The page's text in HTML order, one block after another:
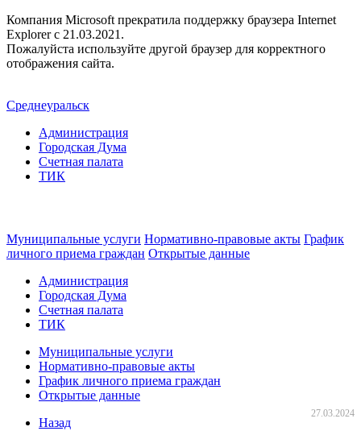
Компания Microsoft прекратила поддержку браузера Internet
Explorer c 21.03.2021.
Пожалуйста используйте другой браузер для корректного
отображения сайта.
Среднеуральск
Администрация
Городская Дума
Счетная палата
ТИК
Муниципальные услуги Нормативно-правовые акты График
личного приема граждан Открытые данные
Администрация
Городская Дума
Счетная палата
ТИК
Муниципальные услуги
Нормативно-правовые акты
График личного приема граждан
Открытые данные
Назад
27.03.2024